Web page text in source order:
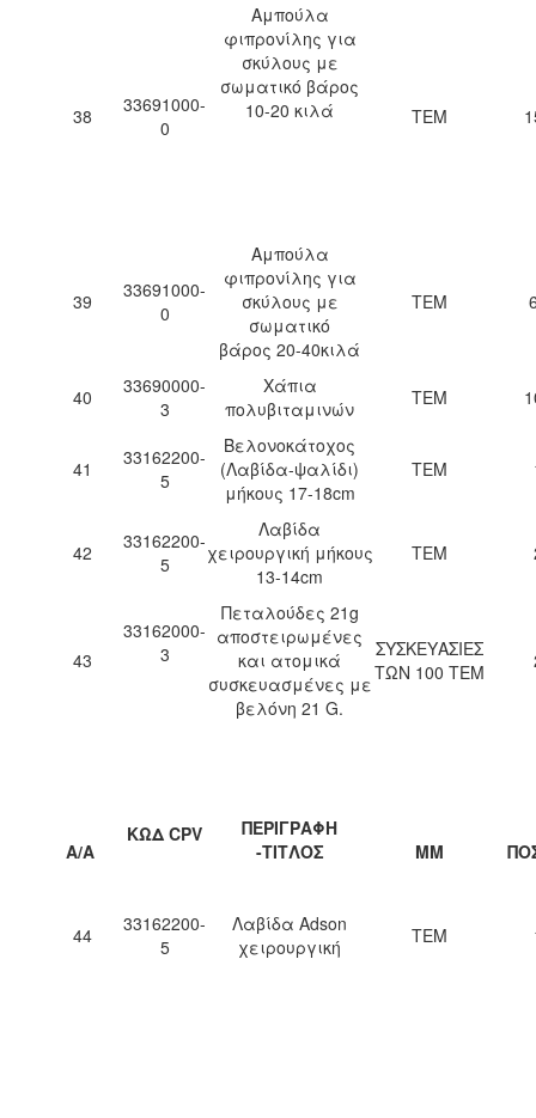
38
33691000-
0
Αμπούλα
φιπρονίλης για
σκύλους με
σωματικό βάρος
10-20 κιλά
ΤΕΜ
39
33691000-
0
Αμπούλα
φιπρονίλης για
σκύλους με
σωματικό
βάρος 20-40κιλά
ΤΕΜ
40
33690000-
3
Χάπια
πολυβιταμινών
ΤΕΜ
41
33162200-
5
Βελονοκάτοχος
(Λαβίδα-ψαλίδι)
μήκους 17-18cm
ΤΕΜ
42
33162200-
5
Λαβίδα
χειρουργική μήκους
13-14cm
ΤΕΜ
43
33162000-
3
Πεταλούδες 21g
αποστειρωμένες
και ατομικά
συσκευασμένες με
βελόνη 21 G.
ΣΥΣΚΕΥΑΣΙΕΣ
ΤΩΝ 100 ΤΕΜ
Α/Α
ΚΩΔ CPV
ΠΕΡΙΓΡΑΦΗ
-ΤΙΤΛΟΣ
ΜΜ
44
33162200-
5
Λαβίδα Adson
χειρουργική
ΤΕΜ